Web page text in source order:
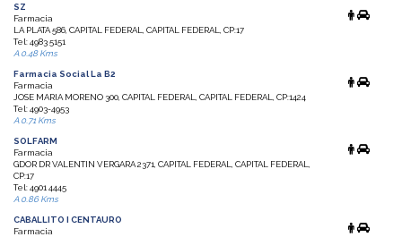
SZ
Farmacia
LA PLATA 586, CAPITAL FEDERAL, CAPITAL FEDERAL, CP:17
Tel: 4983 5151
A 0.48 Kms
Farmacia Social La B2
Farmacia
JOSE MARIA MORENO 300, CAPITAL FEDERAL, CAPITAL FEDERAL, CP:1424
Tel: 4903-4953
A 0.71 Kms
SOLFARM
Farmacia
GDOR DR VALENTIN VERGARA 2371, CAPITAL FEDERAL, CAPITAL FEDERAL,
CP:17
Tel: 4901 4445
A 0.86 Kms
CABALLITO I CENTAURO
Farmacia